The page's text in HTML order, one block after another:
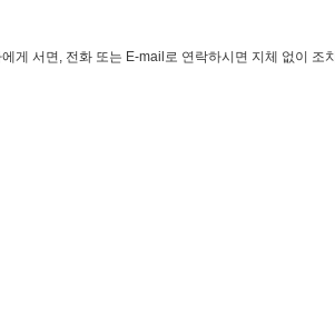
게 서면, 전화 또는 E-mail로 연락하시면 지체 없이 조치